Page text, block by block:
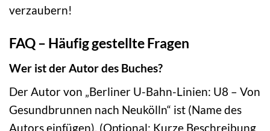
verzaubern!
FAQ – Häufig gestellte Fragen
Wer ist der Autor des Buches?
Der Autor von „Berliner U-Bahn-Linien: U8 – Von
Gesundbrunnen nach Neukölln“ ist (Name des
Autors einfügen). (Optional: Kurze Beschreibung